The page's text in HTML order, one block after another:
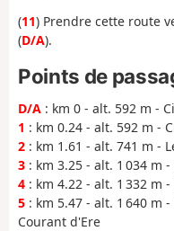
(11) Prendre cette route
(D/A).
Points de
D/A : km 0 - alt. 592 m -
1 : km 0.24 - alt. 592 m -
2 : km 1.61 - alt. 741 m -
3 : km 3.25 - alt. 1 034 m
4 : km 4.22 - alt. 1 332 m
5 : km 5.47 - alt. 1 640 m
Courant d'Ere